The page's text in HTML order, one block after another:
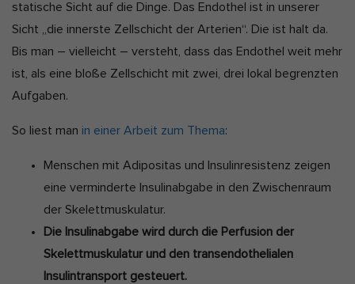
statische Sicht auf die Dinge. Das Endothel ist in unserer
Sicht „die innerste Zellschicht der Arterien“. Die ist halt da.
Bis man – vielleicht – versteht, dass das Endothel weit mehr
ist, als eine bloße Zellschicht mit zwei, drei lokal begrenzten
Aufgaben.
So liest man in einer Arbeit zum Thema:
Menschen mit Adipositas und Insulinresistenz zeigen
eine verminderte Insulinabgabe in den Zwischenraum
der Skelettmuskulatur.
Die Insulinabgabe wird durch die Perfusion der
Skelettmuskulatur und den transendothelialen
Insulintransport gesteuert.